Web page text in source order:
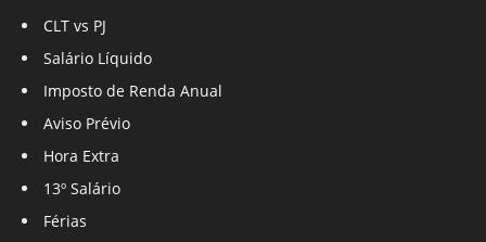
CLT vs PJ
Salário Líquido
Imposto de Renda Anual
Aviso Prévio
Hora Extra
13º Salário
Férias